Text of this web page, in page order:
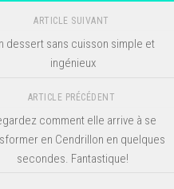
ARTICLE SUIVANT
dessert sans cuisson simple et
ingénieux
ARTICLE PRÉCÉDENT
comment elle arrive à se
en Cendrillon en quelques
secondes. Fantastique!